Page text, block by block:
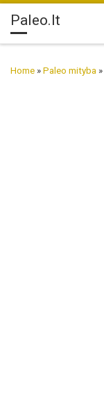
Skip to content
Paleo.lt
Home » Paleo mityba »